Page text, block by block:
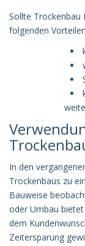
Sollte Trockenbau
folgenden
In den
Trockenbaus zu
Bauweise
oder Umbau
dem
Zeitersparung